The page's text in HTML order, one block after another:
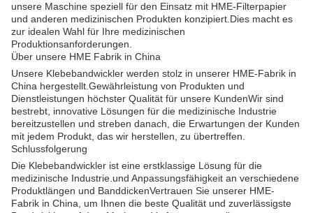
unsere Maschine speziell für den Einsatz mit HME-Filterpapier
und anderen medizinischen Produkten konzipiert.Dies macht es
zur idealen Wahl für Ihre medizinischen
Produktionsanforderungen.
Über unsere HME Fabrik in China
Unsere Klebebandwickler werden stolz in unserer HME-Fabrik in
China hergestellt.Gewährleistung von Produkten und
Dienstleistungen höchster Qualität für unsere KundenWir sind
bestrebt, innovative Lösungen für die medizinische Industrie
bereitzustellen und streben danach, die Erwartungen der Kunden
mit jedem Produkt, das wir herstellen, zu übertreffen.
Schlussfolgerung
Die Klebebandwickler ist eine erstklassige Lösung für die
medizinische Industrie.und Anpassungsfähigkeit an verschiedene
Produktlängen und BanddickenVertrauen Sie unserer HME-
Fabrik in China, um Ihnen die beste Qualität und zuverlässigste